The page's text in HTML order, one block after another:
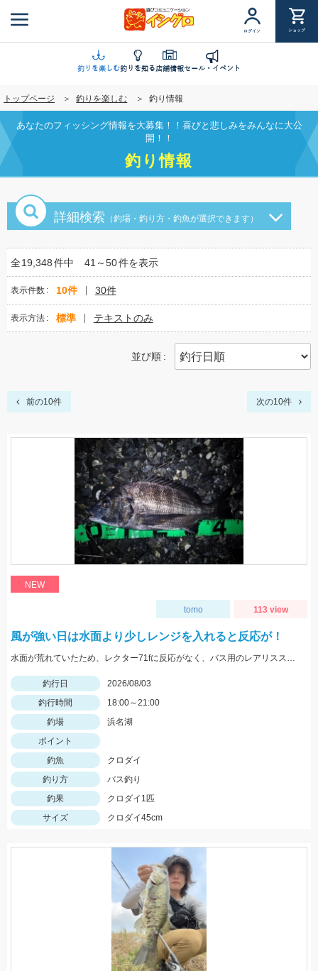
ン
に
移
動
ログイン ショップ
釣りを楽しむ釣りを知る店舗情報セール・イベント
トップページ 釣りを楽しむ 釣り情報
あなたのフィッシング情報を大募集！！喜びと悲しみをみんなに大公
開！！
釣り情報
詳細検索 （釣場・釣り方・釣魚が選択できます）
全19,348件中 41～50件を表示
表示件数 10件 30件
表示方法 標準 テキストのみ
並び順
前の10件 次の10件
NEW
tomo 113 view
風が強い日は水面より少しレンジを入れると反応が！
水面が荒れていたため、レクター71fに反応がなく、バス用のレアリススピンベイでレンジを少し入れてスローに巻いてくると当たり多数。サイズは選べないですが今回の様なサイズも釣れます。
釣行日
2026/08/03
釣行時間
18:00～21:00
釣場
浜名湖
ポイント
釣魚
クロダイ
釣り方
バス釣り
釣果
クロダイ1匹
サイズ
クロダイ45cm